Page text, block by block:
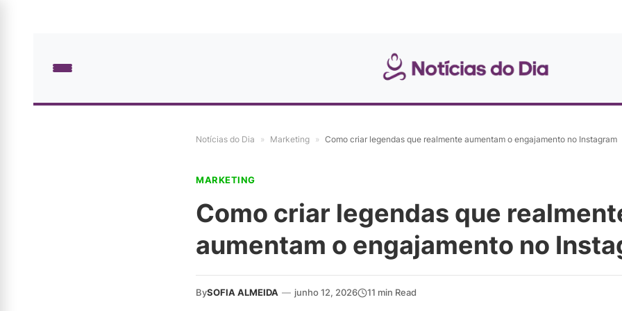
Notícias do Dia » Marketing » Como criar legendas que realmente aumentam o engajamento no Instagram
MARKETING
Como criar legendas que
aumentam o engajamento no
BySOFIA ALMEIDA — junho 12, 2026 11 min Read